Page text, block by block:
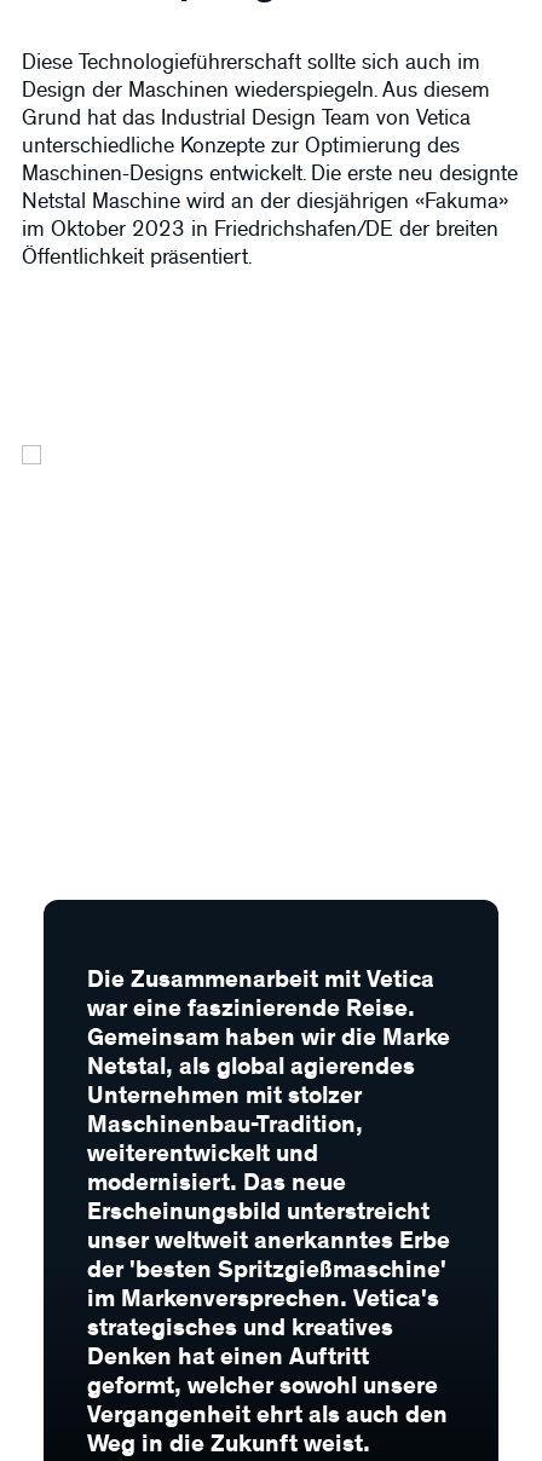
Diese Technologieführerschaft sollte sich auch im
Design der Maschinen wiederspiegeln. Aus diesem
Grund hat das Industrial Design Team von Vetica
unterschiedliche Konzepte zur Optimierung des
Maschinen-Designs entwickelt. Die erste neu designte
Netstal Maschine wird an der diesjährigen «Fakuma»
im Oktober 2023 in Friedrichshafen/DE der breiten
Öffentlichkeit präsentiert.
Die Zusammenarbeit mit Vetica
war eine faszinierende Reise.
Gemeinsam haben wir die Marke
Netstal, als global agierendes
Unternehmen mit stolzer
Maschinenbau-Tradition,
weiterentwickelt und
modernisiert. Das neue
Erscheinungsbild unterstreicht
unser weltweit anerkanntes Erbe
der 'besten Spritzgießmaschine'
im Markenversprechen. Vetica's
strategisches und kreatives
Denken hat einen Auftritt
geformt, welcher sowohl unsere
Vergangenheit ehrt als auch den
Weg in die Zukunft weist.